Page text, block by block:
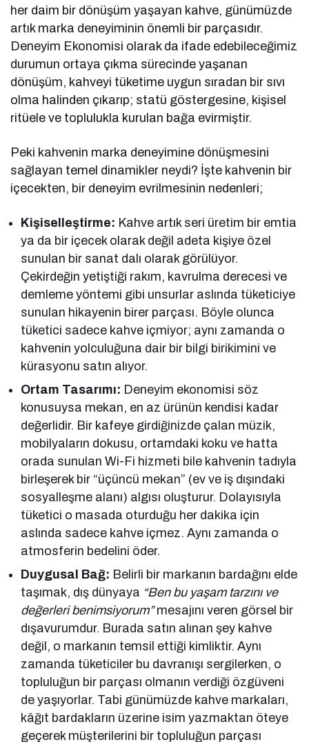
her daim bir dönüşüm yaşayan kahve, günümüzde
artık marka deneyiminin önemli bir parçasıdır.
Deneyim Ekonomisi olarak da ifade edebileceğimiz
durumun ortaya çıkma sürecinde yaşanan
dönüşüm, kahveyi tüketime uygun sıradan bir sıvı
olma halinden çıkarıp; statü göstergesine, kişisel
ritüele ve toplulukla kurulan bağa evirmiştir.
Peki kahvenin marka deneyimine dönüşmesini
sağlayan temel dinamikler neydi? İşte kahvenin bir
içecekten, bir deneyim evrilmesinin nedenleri;
Kişiselleştirme: Kahve artık seri üretim bir emtia
ya da bir içecek olarak değil adeta kişiye özel
sunulan bir sanat dalı olarak görülüyor.
Çekirdeğin yetiştiği rakım, kavrulma derecesi ve
demleme yöntemi gibi unsurlar aslında tüketiciye
sunulan hikayenin birer parçası. Böyle olunca
tüketici sadece kahve içmiyor; aynı zamanda o
kahvenin yolculuğuna dair bir bilgi birikimini ve
kürasyonu satın alıyor.
Ortam Tasarımı: Deneyim ekonomisi söz
konusuysa mekan, en az ürünün kendisi kadar
değerlidir. Bir kafeye girdiğinizde çalan müzik,
mobilyaların dokusu, ortamdaki koku ve hatta
orada sunulan Wi-Fi hizmeti bile kahvenin tadıyla
birleşerek bir “üçüncü mekan” (ev ve iş dışındaki
sosyalleşme alanı) algısı oluşturur. Dolayısıyla
tüketici o masada oturduğu her dakika için
aslında sadece kahve içmez. Aynı zamanda o
atmosferin bedelini öder.
Duygusal Bağ: Belirli bir markanın bardağını elde
taşımak, dış dünyaya “Ben bu yaşam tarzını ve
değerleri benimsiyorum”mesajını veren görsel bir
dışavurumdur. Burada satın alınan şey kahve
değil, o markanın temsil ettiği kimliktir. Aynı
zamanda tüketiciler bu davranışı sergilerken, o
topluluğun bir parçası olmanın verdiği özgüveni
de yaşıyorlar. Tabi günümüzde kahve markaları,
kâğıt bardakların üzerine isim yazmaktan öteye
geçerek müşterilerini bir topluluğun parçası